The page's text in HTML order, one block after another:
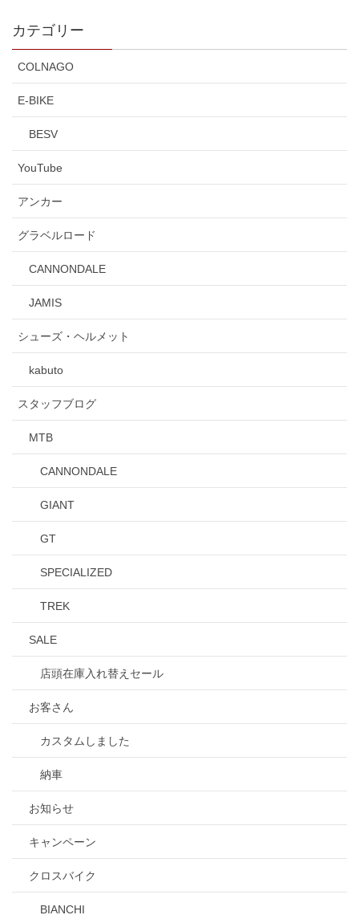
カテゴリー
COLNAGO
E-BIKE
BESV
YouTube
アンカー
グラベルロード
CANNONDALE
JAMIS
シューズ・ヘルメット
kabuto
スタッフブログ
MTB
CANNONDALE
GIANT
GT
SPECIALIZED
TREK
SALE
店頭在庫入れ替えセール
お客さん
カスタムしました
納車
お知らせ
キャンペーン
クロスバイク
BIANCHI